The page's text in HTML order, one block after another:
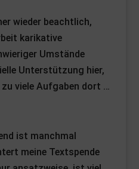
wieder beachtlich,
karikative
Umstände
Unterstützung hier,
viele Aufgaben dort …
ist manchmal
meine Textspende